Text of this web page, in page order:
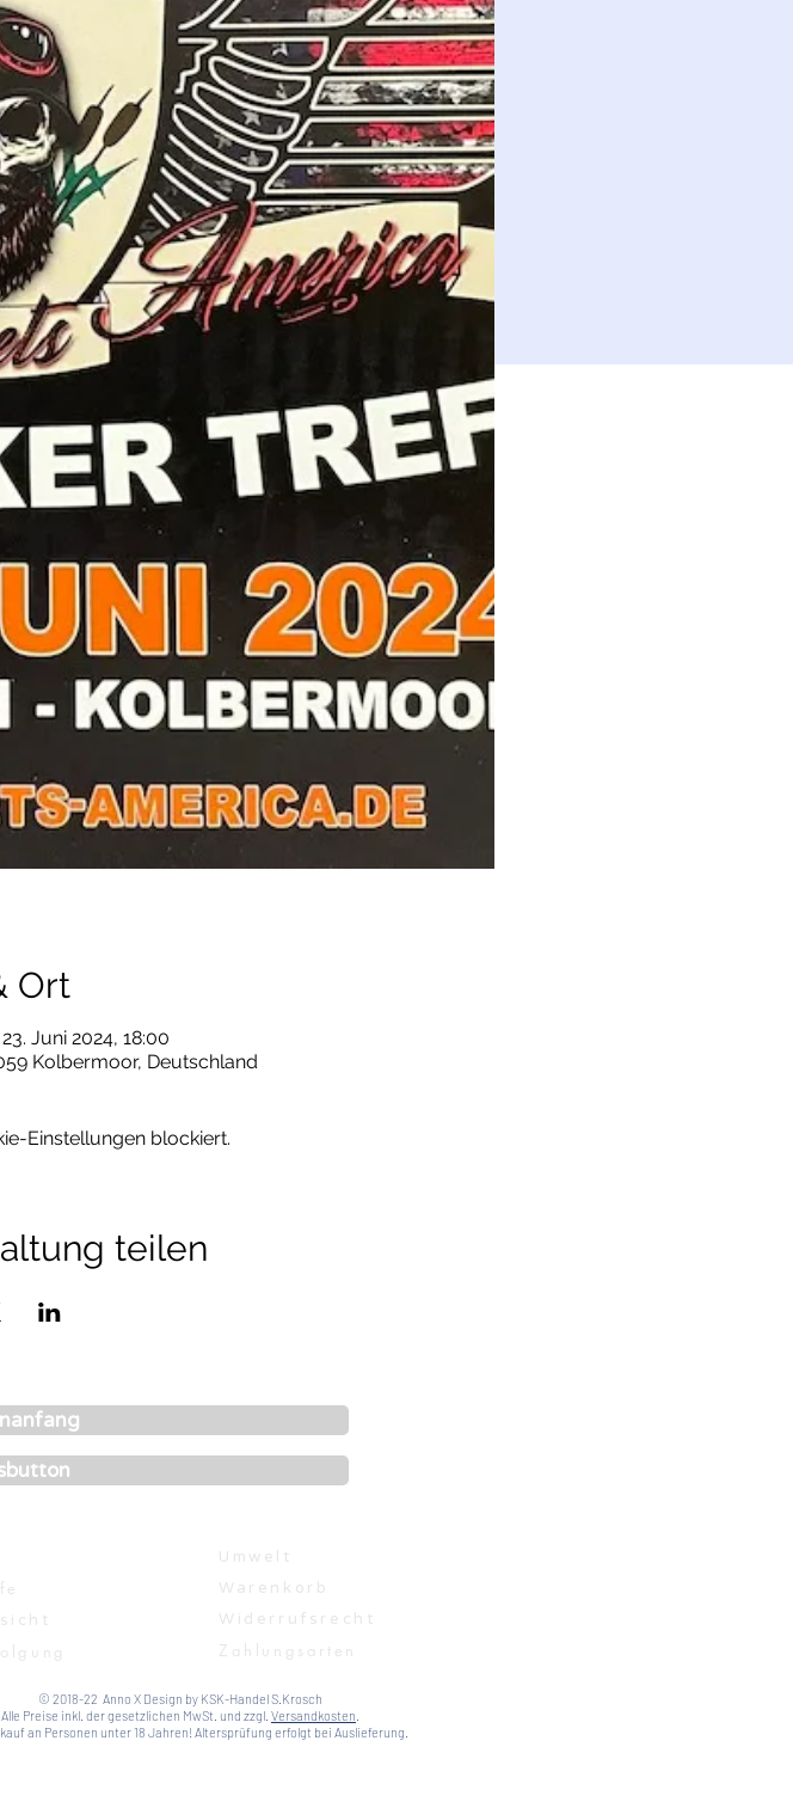
Ort
Juni 2024, 18:00
Kolbermoor, Deutschland
Einstellungen blockiert.
teilen
Umwelt
Warenkorb
Widerrufsrecht
Zahlungsarten
© 2018-22 Anno X Design by KSK-Handel S.Krosch
Alle Preise inkl. der gesetzlichen MwSt. und zzgl. Versandkosten
an Personen unter 18 Jahren! Altersprüfung erfolgt bei Auslieferung.